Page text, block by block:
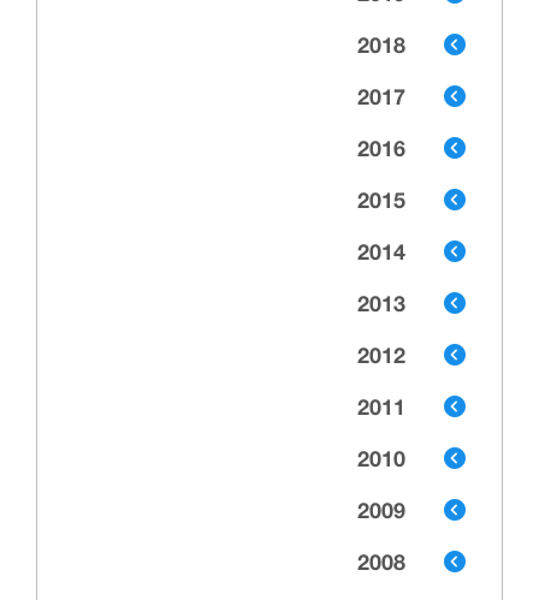
2018
2017
2016
2015
2014
2013
2012
2011
2010
2009
2008